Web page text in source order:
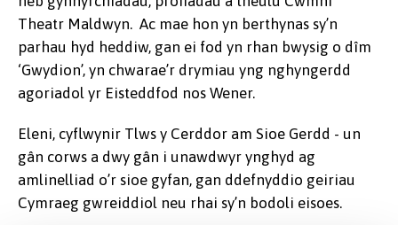
Theatr Maldwyn. Ac mae hon yn berthynas sy’n
parhau hyd heddiw, gan ei fod yn rhan bwysig o dîm
‘Gwydion’, yn chwarae’r drymiau yng nghyngerdd
agoriadol yr Eisteddfod nos Wener.
Eleni, cyflwynir Tlws y Cerddor am Sioe Gerdd - un
gân corws a dwy gân i unawdwyr ynghyd ag
amlinelliad o’r sioe gyfan, gan ddefnyddio geiriau
Cymraeg gwreiddiol neu rhai sy’n bodoli eisoes.